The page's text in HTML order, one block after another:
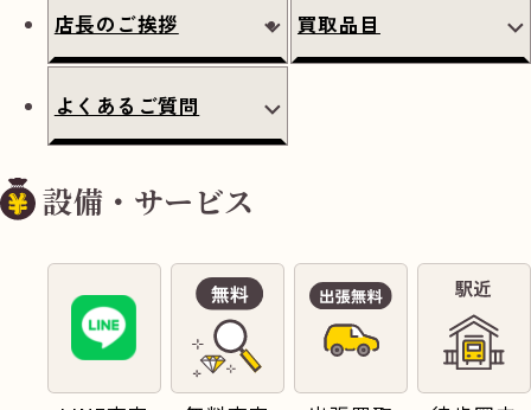
店長のご挨拶 買取品目
よくあるご質問
設備・サービス